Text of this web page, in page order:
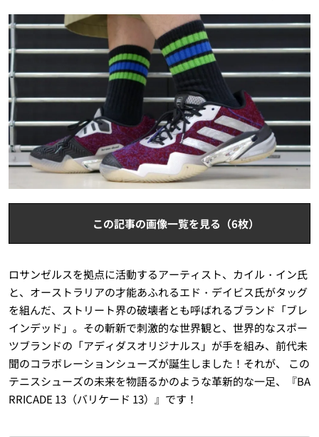
この記事の画像一覧を見る（6枚）
ロサンゼルスを拠点に活動するアーティスト、カイル・イン氏
と、オーストラリアの才能あふれるエド・デイビス氏がタッグ
を組んだ、ストリート界の破壊者とも呼ばれるブランド「ブレ
インデッド」。その斬新で刺激的な世界観と、世界的なスポー
ツブランドの「アディダスオリジナルス」が手を組み、前代未
聞のコラボレーションシューズが誕生しました！それが、 この
テニスシューズの未来を物語るかのような革新的な一足、『BA
RRICADE 13（バリケード 13）』です！